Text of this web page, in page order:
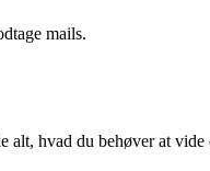
mails.
alt, hvad du behøver at vide